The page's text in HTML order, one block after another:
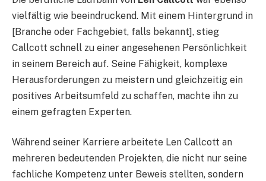
vielfältig wie beeindruckend. Mit einem Hintergrund in
[Branche oder Fachgebiet, falls bekannt], stieg
Callcott schnell zu einer angesehenen Persönlichkeit
in seinem Bereich auf. Seine Fähigkeit, komplexe
Herausforderungen zu meistern und gleichzeitig ein
positives Arbeitsumfeld zu schaffen, machte ihn zu
einem gefragten Experten.
Während seiner Karriere arbeitete Len Callcott an
mehreren bedeutenden Projekten, die nicht nur seine
fachliche Kompetenz unter Beweis stellten, sondern